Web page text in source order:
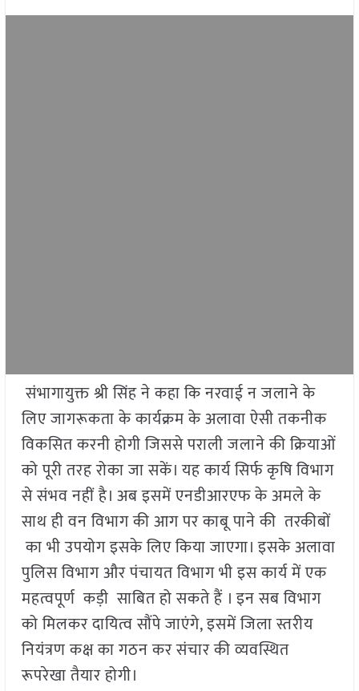
संभागायुक्त श्री सिंह ने कहा कि नरवाई न जलाने के
लिए जागरूकता के कार्यक्रम के अलावा ऐसी तकनीक
विकसित करनी होगी जिससे पराली जलाने की क्रियाओं
को पूरी तरह रोका जा सकें। यह कार्य सिर्फ कृषि विभाग
से संभव नहीं है। अब इसमें एनडीआरएफ के अमले के
साथ ही वन विभाग की आग पर काबू पाने की तरकीबों
का भी उपयोग इसके लिए किया जाएगा। इसके अलावा
पुलिस विभाग और पंचायत विभाग भी इस कार्य में एक
महत्वपूर्ण कड़ी साबित हो सकते हैं । इन सब विभाग
को मिलकर दायित्व सौंपे जाएंगे, इसमें जिला स्तरीय
नियंत्रण कक्ष का गठन कर संचार की व्यवस्थित
रूपरेखा तैयार होगी।